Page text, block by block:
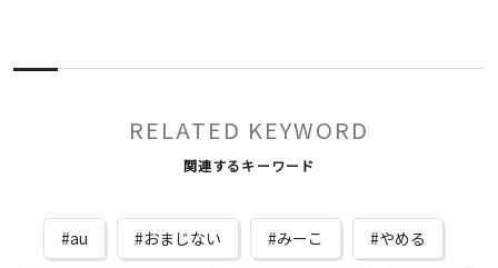
RELATED KEYWORD
関連するキーワード
au おまじない みーこ やめる